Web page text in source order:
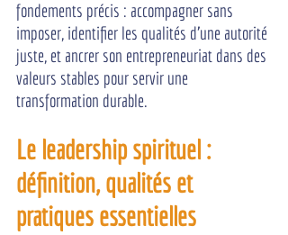
fondements précis : accompagner sans
imposer, identifier les qualités d'une autorité
juste, et ancrer son entrepreneuriat dans des
valeurs stables pour servir une
transformation durable.
Le leadership spirituel :
définition, qualités et
pratiques essentielles